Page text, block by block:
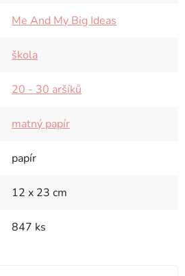
Me And My Big Ideas
škola
20 - 30 aršíků
matný papír
papír
12 x 23 cm
847 ks